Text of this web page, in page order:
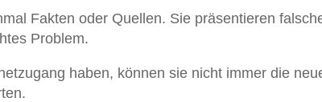
Fakten oder Quellen. Sie präsentieren
Problem.
haben, können sie nicht immer die